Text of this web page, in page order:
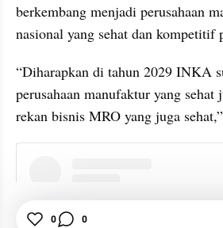
berkembang menjadi perusahaan
nasional yang sehat dan kompetitif
“Diharapkan di tahun 2029 INKA
perusahaan manufaktur yang sehat
rekan bisnis MRO yang juga
KAI INKA
0 0